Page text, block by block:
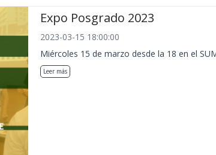
Expo Posgrado 2023
2023-03-15 18:00:00
Miércoles 15 de marzo desde la 18 en el
Leer más